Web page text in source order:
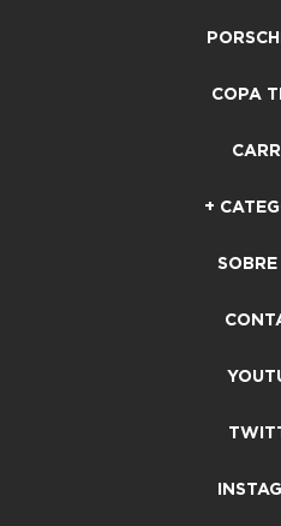
COPA
+
SOBRE